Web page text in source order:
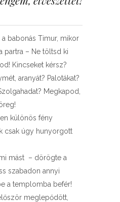
a babonás Timur, mikor
partra – Ne töltsd ki
Kincseket kérsz?
aranyát? Palotákat?
Megkapod,
különös fény
csak úgy hunyorgott
mást – dörögte a
szabadon annyi
a templomba befér!
meglepődött,